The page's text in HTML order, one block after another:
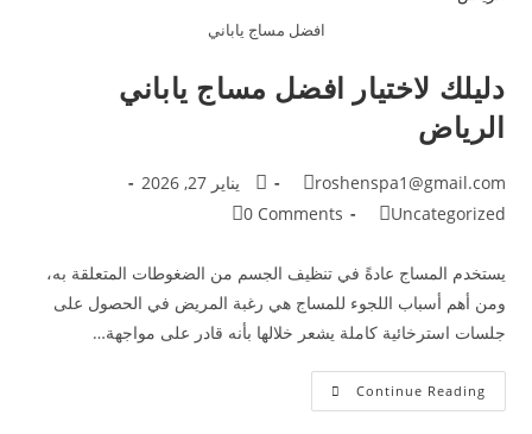
افضل مساج ياباني
دليلك لاختيار افضل مساج ياباني
الرياض
roshenspa1@gmail.com
يناير 27, 2026
Uncategorized
0 Comments
يستخدم المساج عادةً في تنظيف الجسم من الضغوطات المتعلقة به،
ومن أهم أسباب اللجوء للمساج هي رغبة المريض في الحصول على
جلسات استرخائية كاملة يشعر خلالها بأنه قادر على مواجهة…
Continue Reading